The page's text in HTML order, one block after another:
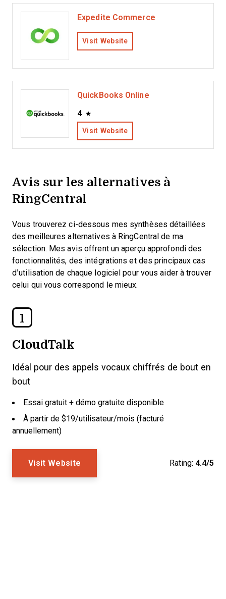
Expedite Commerce
Visit Website
QuickBooks Online
4
Visit Website
Avis sur les alternatives à
RingCentral
Vous trouverez ci-dessous mes synthèses détaillées
des meilleures alternatives à RingCentral de ma
sélection. Mes avis offrent un aperçu approfondi des
fonctionnalités, des intégrations et des principaux cas
d’utilisation de chaque logiciel pour vous aider à trouver
celui qui vous correspond le mieux.
1
CloudTalk
Idéal pour des appels vocaux chiffrés de bout en
bout
Essai gratuit + démo gratuite disponible
À partir de $19/utilisateur/mois (facturé
annuellement)
Visit Website Rating: 4.4/5